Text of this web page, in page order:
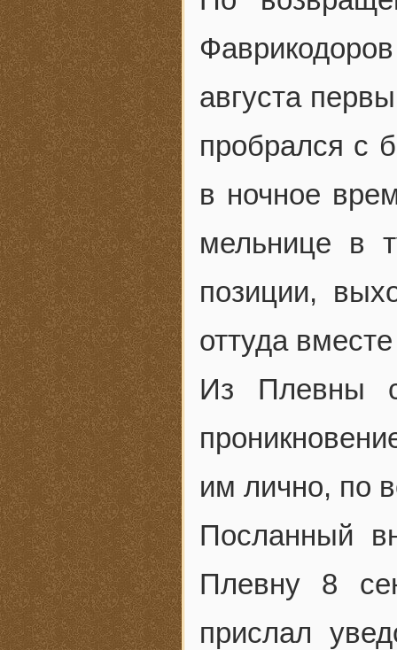
августа
пробрался с
в ночное
мельнице в
позиции,
оттуда
Из Плевны
им лично, по
Посланный
Плевну 8
прислал